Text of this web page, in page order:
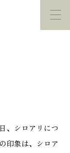
、シロアリにつ
印象は、シロア